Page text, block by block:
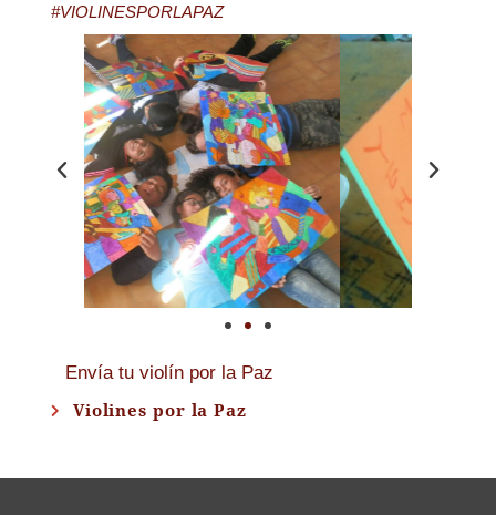
#VIOLINESPORLAPAZ
Envía tu violín por la Paz
Violines por la Paz